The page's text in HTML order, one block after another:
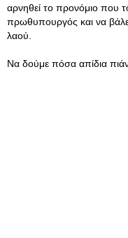
αρνηθεί το προνόμιο που
πρωθυπουργός και να
λαού.
Να δούμε πόσα απίδια